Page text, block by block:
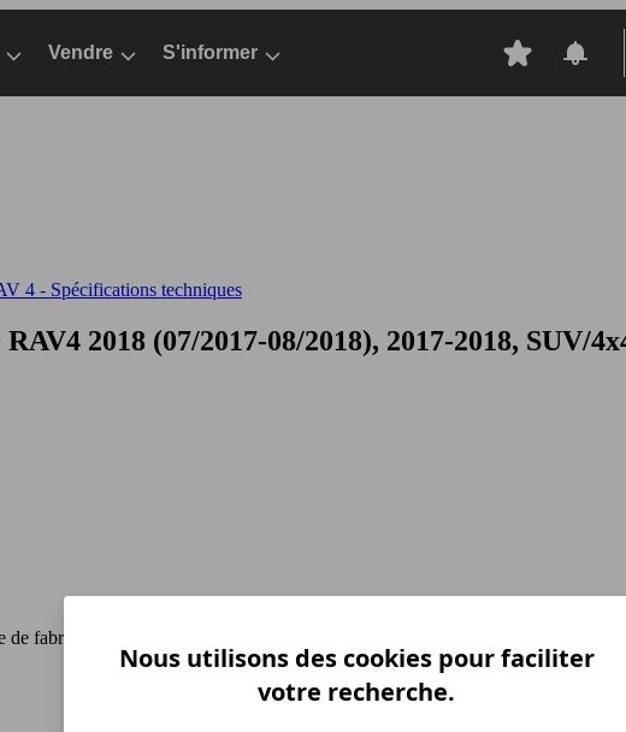
Vendre S'informer
4 - Spécifications techniques
RAV4 2018 (07/2017-08/2018), 2017-2018, SUV/
de fabrication Z-A Ø
Nous utilisons des cookies pour faciliter
votre recherche.